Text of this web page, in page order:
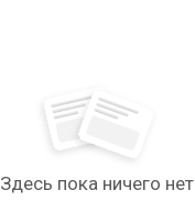
Здесь пока ничего нет